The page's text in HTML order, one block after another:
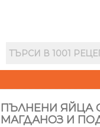
ПЪЛНЕНИ ЯЙЦА
МАГДАНОЗ И